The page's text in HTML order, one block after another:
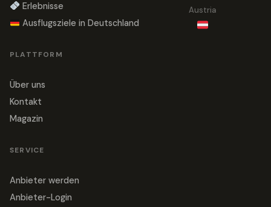
Erlebnisse
Ausflugsziele in Deutschland
PLATTFORM
Über uns
Kontakt
Magazin
SERVICE
Anbieter werden
Anbieter-Login
Austria